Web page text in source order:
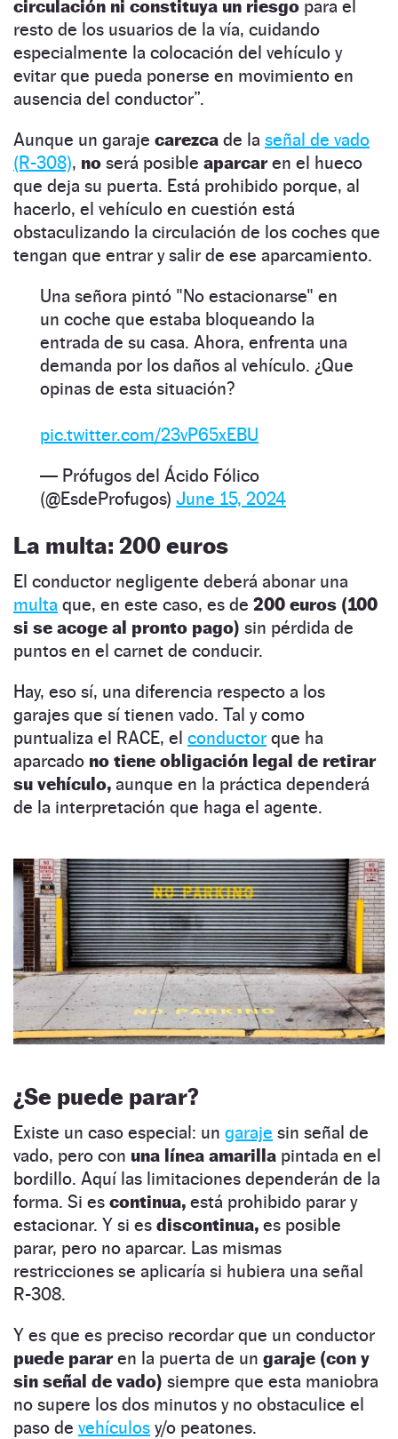
circulación ni constituya un riesgo para el
resto de los usuarios de la vía, cuidando
especialmente la colocación del vehículo y
evitar que pueda ponerse en movimiento en
ausencia del conductor”.
Aunque un garaje carezca de la señal de vado
(R-308), no será posible aparcaren el hueco
que deja su puerta. Está prohibido porque, al
hacerlo, el vehículo en cuestión está
obstaculizando la circulación de los coches que
tengan que entrar y salir de ese aparcamiento.
Una señora pintó "No estacionarse" en
un coche que estaba bloqueando la
entrada de su casa. Ahora, enfrenta una
demanda por los daños al vehículo. ¿Que
opinas de esta situación?
pic.twitter.com/23vP65xEBU
— Prófugos del Ácido Fólico
(@EsdeProfugos) June 15, 2024
La multa: 200 euros
El conductor negligente deberá abonar una
multa que, en este caso, es de 200 euros (100
si se acoge al pronto pago) sin pérdida de
puntos en el carnet de conducir.
Hay, eso sí, una diferencia respecto a los
garajes que sí tienen vado. Tal y como
puntualiza el RACE, el conductor que ha
aparcado no tiene obligación legal de retirar
su vehículo, aunque en la práctica dependerá
de la interpretación que haga el agente.
¿Se puede parar?
Existe un caso especial: un garaje sin señal de
vado, pero con una línea amarilla pintada en el
bordillo. Aquí las limitaciones dependerán de la
forma. Si es continua, está prohibido parar y
estacionar. Y si es discontinua, es posible
parar, pero no aparcar. Las mismas
restricciones se aplicaría si hubiera una señal
R-308.
Y es que es preciso recordar que un conductor
puede pararen la puerta de un garaje (con y
sin señal de vado) siempre que esta maniobra
no supere los dos minutos y no obstaculice el
paso de vehículos y/o peatones.